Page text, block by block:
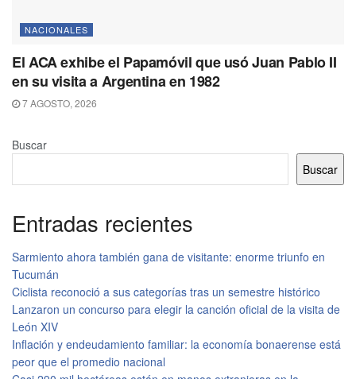
NACIONALES
El ACA exhibe el Papamóvil que usó Juan Pablo II
en su visita a Argentina en 1982
7 AGOSTO, 2026
Buscar
Buscar
Entradas recientes
Sarmiento ahora también gana de visitante: enorme triunfo en
Tucumán
Ciclista reconoció a sus categorías tras un semestre histórico
Lanzaron un concurso para elegir la canción oficial de la visita de
León XIV
Inflación y endeudamiento familiar: la economía bonaerense está
peor que el promedio nacional